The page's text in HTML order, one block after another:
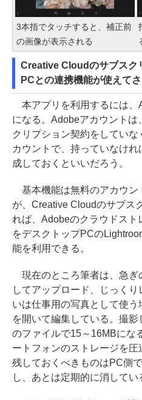
3本指でタッチすると、補正前
の画像が表示される
Creative Cloudのサブスク
PCとの連携機能が使えて
本アプリを利用するには、
になる。Adobeアカウントは
クリプション契約をしてい
カウントで、持っていなけ
成しておくといいだろう。
基本機能は無料のアカウン
が、Creative Cloudのサブス
れば、Adobeのクラウドスト
をデスクトップPCの
能を利用できる。
現在のところ筆者は、急ぎ
してアップロード、じっく
いは仕事用の写真として使
を開いて編集している。撮
のファイルで15～16MBにな
ートフォンのストレージを圧
残しておくべきものはPC側
し、あとは定期的に消してい